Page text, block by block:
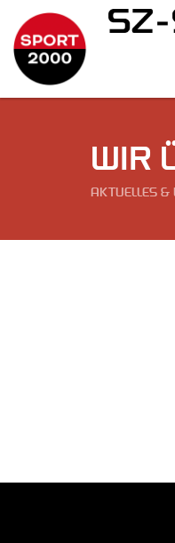
WIR
AKTUELLES &